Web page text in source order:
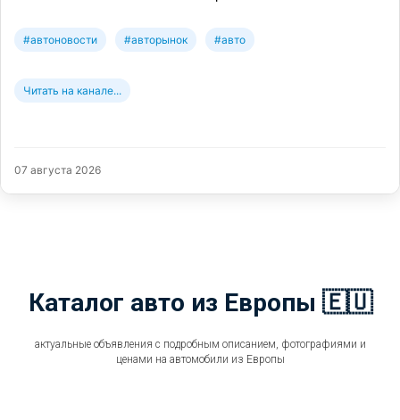
#автоновости #авторынок #авто
Читать на канале...
07 августа 2026
Каталог авто из Европы 🇪🇺
актуальные объявления с подробным описанием, фотографиями и
ценами на автомобили из Европы